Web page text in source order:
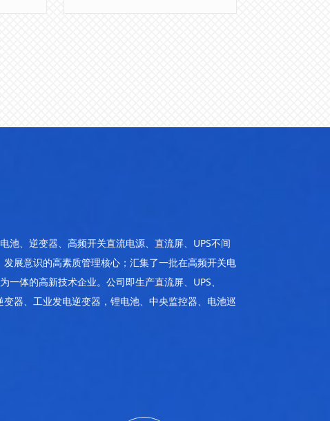
池、逆变器、高频开关直流电源、直流屏、UPS不间
展意识的高素质管理核心；汇集了一批在高频开关电
体的高新技术企业。公司即生产直流屏、UPS、
器、工业发电逆变器，锂电池、中央监控器、电池巡